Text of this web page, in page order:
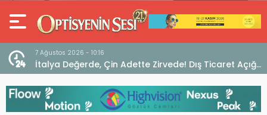
7 Ağustos 2026 - 10:16
İtalya Değerde, Çin Adette Zirvede! Dış Ticaret Açığı
Devam Ediyor